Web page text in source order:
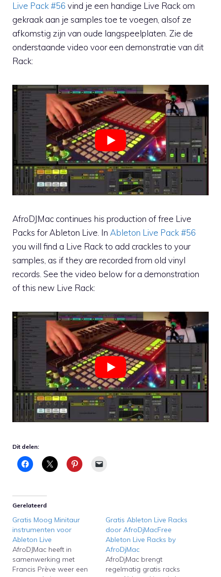
Live Pack #56 vind je een handige Live Rack om
gekraak aan je samples toe te voegen, alsof ze
afkomstig zijn van oude langspeelplaten. Zie de
onderstaande video voor een demonstratie van dit
Rack:
AfroDJMac continues his production of free Live
Packs for Ableton Live. In Ableton Live Pack #56
you will find a Live Rack to add crackles to your
samples, as if they are recorded from old vinyl
records. See the video below for a demonstration
of this new Live Rack:
Dit delen:
Gerelateerd
Gratis Moog Minitaur
instrumenten voor
Ableton Live
AfroDJMac heeft in
samenwerking met
Francis Prève weer een
Gratis Ableton Live Racks
door AfroDjMacFree
Ableton Live Racks by
AfroDjMac
AfroDjMac brengt
regelmatig gratis racks